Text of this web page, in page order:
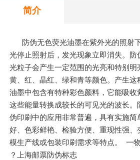
简介
防伪无色荧光油墨在紫外光的照射
光停止照射后，发光现象立即消失。
光粒子会产生一定范围的光亮和特别明
黄、红、晶红、绿和青等颜色。产生这
油墨中包含有特种彩色颜料，它能吸
这些能量转换成较长的可见光的波长
伪印刷中的应用非常普遍，具有实施简
好、色彩鲜艳、检验方便、重现性强
模生产线或包装印刷需求等特点。 一
？上海邮票防伪标志